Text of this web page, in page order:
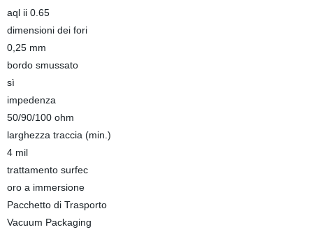
aql ii 0.65
dimensioni dei fori
0,25 mm
bordo smussato
sì
impedenza
50/90/100 ohm
larghezza traccia (min.)
4 mil
trattamento surfec
oro a immersione
Pacchetto di Trasporto
Vacuum Packaging